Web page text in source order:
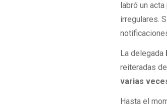
labró un
irregulares.
La delegada
reiteradas
varias
Hasta el